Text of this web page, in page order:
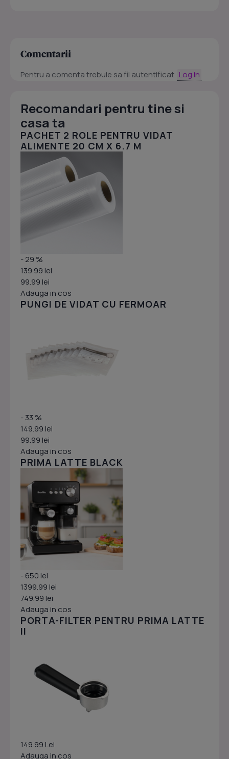
Comentarii
Pentru a comenta trebuie sa fii autentificat. Log in
Recomandari pentru tine si
casa ta
PACHET 2 ROLE PENTRU VIDAT
ALIMENTE 20 CM X 6.7 M
- 29 %
139.99 lei
99.99 lei
Adauga in cos
PUNGI DE VIDAT CU FERMOAR
- 33 %
149.99 lei
99.99 lei
Adauga in cos
PRIMA LATTE BLACK
- 650 lei
1399.99 lei
749.99 lei
Adauga in cos
PORTA-FILTER PENTRU PRIMA LATTE
II
149.99 Lei
Adauga in cos